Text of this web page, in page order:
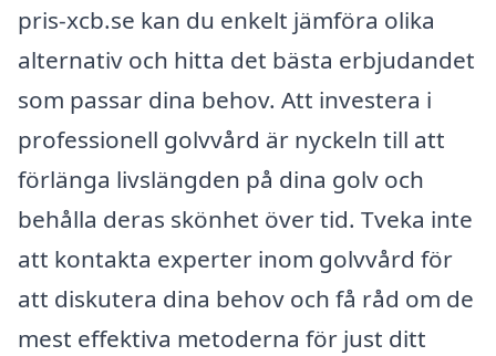
pris-xcb.se kan du enkelt jämföra olika
alternativ och hitta det bästa erbjudandet
som passar dina behov. Att investera i
professionell golvvård är nyckeln till att
förlänga livslängden på dina golv och
behålla deras skönhet över tid. Tveka inte
att kontakta experter inom golvvård för
att diskutera dina behov och få råd om de
mest effektiva metoderna för just ditt